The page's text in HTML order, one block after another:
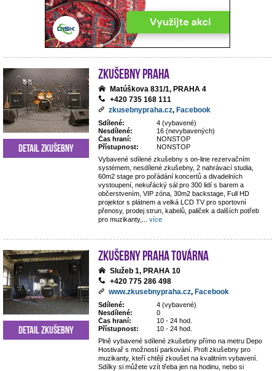
Zkušebny Praha
Matúškova 831/1, PRAHA 4
+420 735 168 111
zkusebnypraha.cz, Facebook
Sdílené:
4 (vybavené)
Nesdílené:
16 (nevybavených)
Čas hraní:
NONSTOP
Přístupnost:
NONSTOP
Vybavené sdílené zkušebny s on-line rezervačním
systémem, nesdílené zkušebny, 2 nahrávací studia,
60m2 stage pro pořádání koncertů a divadelních
vystoupení, nekuřácký sál pro 300 lidí s barem a
občerstvením, VIP zóna, 30m2 backstage, Full HD
projektor s plátnem a velká LCD TV pro sportovní
přenosy, prodej strun, kabelů, paliček a dalších potřeb
pro muzikanty,
více
Detail zkušebny
Zkušebny Praha Továrna
Služeb 1, PRAHA 10
+420 775 286 498
www.zkusebnypraha.cz, Facebook
Sdílené:
4 (vybavené)
Nesdílené:
0
Čas hraní:
10 - 24 hod.
Přístupnost:
10 - 24 hod.
Plně vybavené sdílené zkušebny přímo na metru Depo
Hostivař s možností parkování. Profi zkušebny pro
muzikanty, kteří chtějí zkoušet na kvalitním vybavení.
Sdílky si můžete vzít třeba jen na hodinu, nebo si
Detail zkušebny